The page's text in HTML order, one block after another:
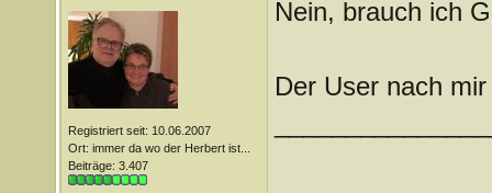
Registriert seit: 10.06.2007
Ort: immer da wo der Herbert ist...
Beiträge: 3.407
Nein, brauch ich
Der User nach